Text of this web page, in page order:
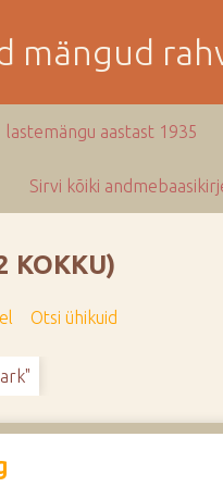
mängud
lastemängu aastast 1935
Sirvi kõiki
KOKKU)
Otsi ühikuid